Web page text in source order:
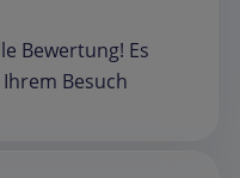
Bewertung! Es
Besuch